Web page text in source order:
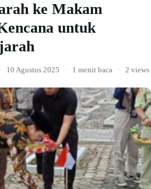
ke Makam
untuk
· 10 Agustus 2025 · 1 menit baca · 2 views